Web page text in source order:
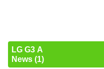
LG G3 A
News (1)